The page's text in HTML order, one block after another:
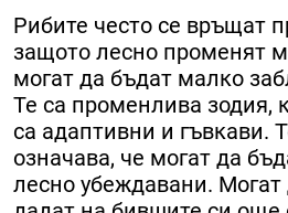
Рибите често се връщат
защото лесно променят
могат да бъдат малко
Те са променлива зодия,
са адаптивни и гъвкави.
означава, че могат да
лесно убеждавани. Могат